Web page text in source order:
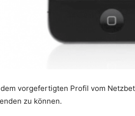
vorgefertigten Profil vom
zu können.